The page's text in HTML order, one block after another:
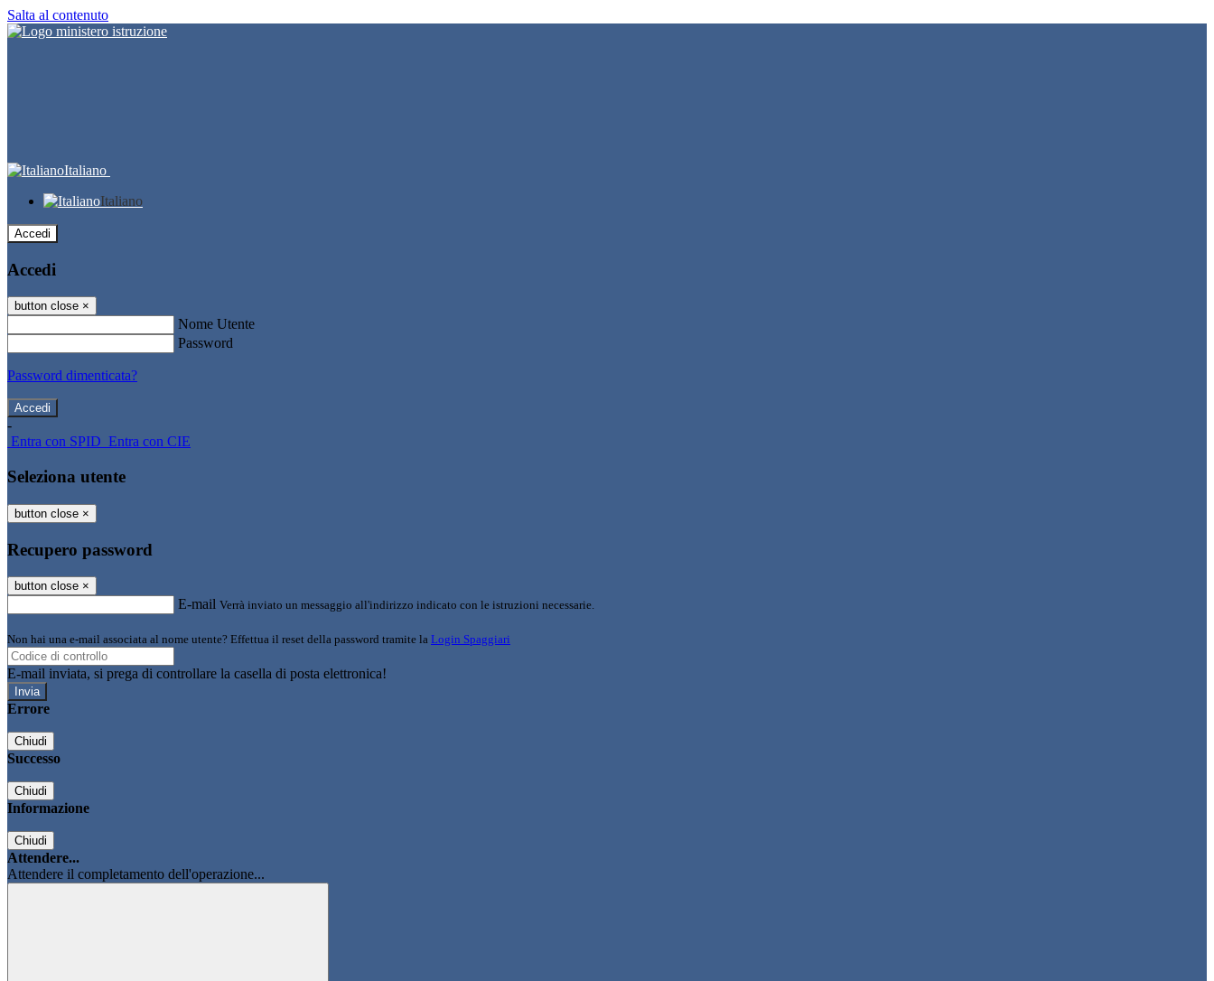
Salta al contenuto
Italiano
Italiano
Accedi
Accedi
button close ×
Nome Utente
Password
Password dimenticata?
-
Entra con SPID Entra con CIE
Seleziona utente
button close ×
Recupero password
button close ×
E-mail Verrà inviato un messaggio all'indirizzo indicato con le istruzioni necessarie.
Non hai una e-mail associata al nome utente? Effettua il reset della password tramite la Login Spaggiari
E-mail inviata, si prega di controllare la casella di posta elettronica!
Errore
Chiudi
Successo
Chiudi
Informazione
Chiudi
Attendere...
Attendere il completamento dell'operazione...